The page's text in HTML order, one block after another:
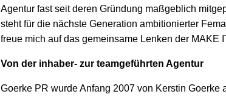
Agentur fast seit deren Gründung maßgeblich
steht für die nächste Generation ambitionierter
freue mich auf das gemeinsame Lenken der MAKE
Von der inhaber- zur teamgeführten Agentur
Goerke PR wurde Anfang 2007 von Kerstin